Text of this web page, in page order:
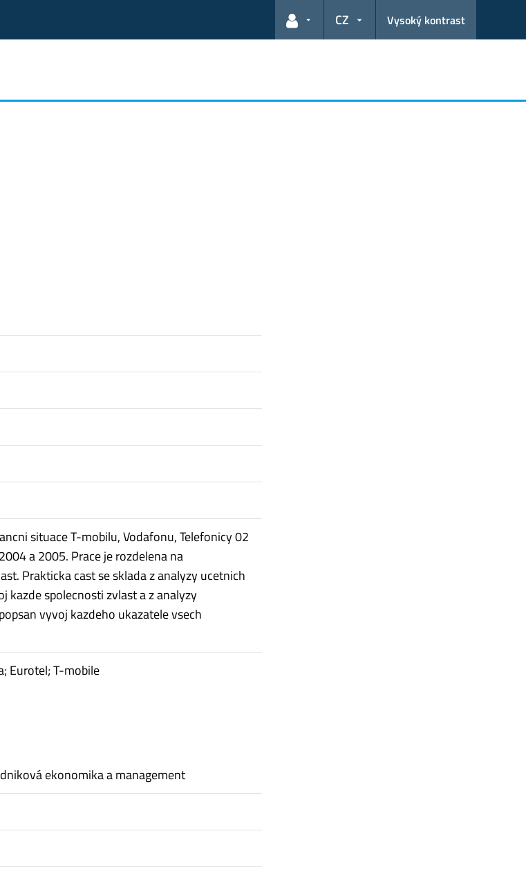
Odkazy pro uživatele
CZ Vysoký kontrast
situace T-mobilu, Vodafonu, Telefonicy 02
a 2005. Prace je rozdelena na
Prakticka cast se sklada z analyzy ucetnich
kazde spolecnosti zvlast a z analyzy
vyvoj kazdeho ukazatele vsech
Eurotel; T-mobile
ekonomika a management